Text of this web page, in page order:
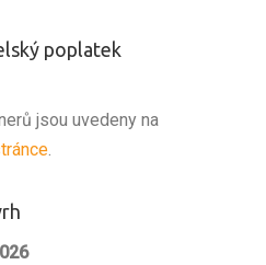
poplatek
jsou uvedeny na
.